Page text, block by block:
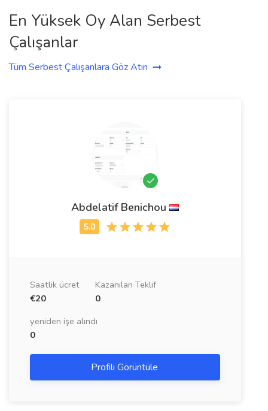
En Yüksek Oy Alan Serbest
Çalışanlar
Tüm Serbest Çalışanlara Göz Atın
Abdelatif Benichou
Saatlik ücret
€20
Kazanılan Teklif
0
yeniden işe alındı
0
Profili Görüntüle